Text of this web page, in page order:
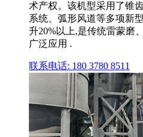
术产权。该机型采用了锥
系统、弧形风道等多项新
升20%以上,是传统雷蒙磨
广泛应用 .
联系电话: 180 3780 8511